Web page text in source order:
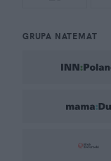
GRUPA NATEMAT